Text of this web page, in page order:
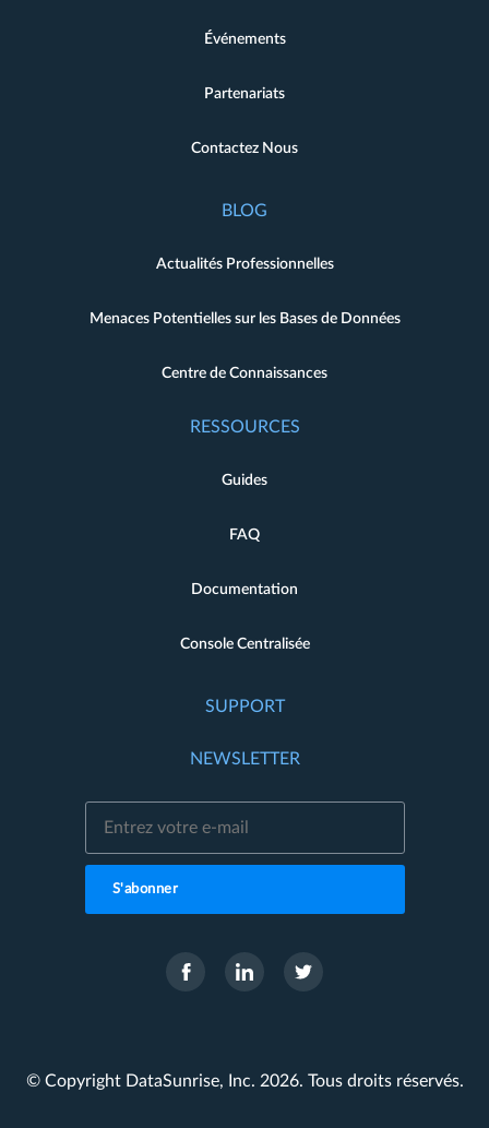
Événements
Partenariats
Contactez Nous
BLOG
Actualités Professionnelles
Menaces Potentielles sur les Bases de Données
Centre de Connaissances
RESSOURCES
Guides
FAQ
Documentation
Console Centralisée
SUPPORT
NEWSLETTER
S'abonner
© Copyright DataSunrise, Inc. 2026. Tous droits réservés.